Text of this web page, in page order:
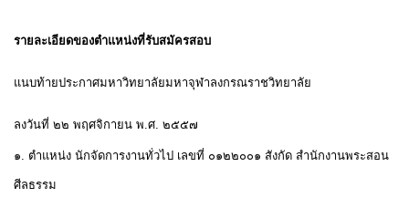
รายละเอียดของตำแหน่งที่รับสมัครสอบ
แนบท้ายประกาศมหาวิทยาลัยมหาจุฬาลงกรณราชวิทยาลัย
ลงวันที่ ๒๒ พฤศจิกายน พ.ศ. ๒๕๕๗
๑. ตำแหน่ง นักจัดการงานทั่วไป เลขที่ ๐๑๒๒๐๐๑ สังกัด สำนักงานพระสอน
ศีลธรรม